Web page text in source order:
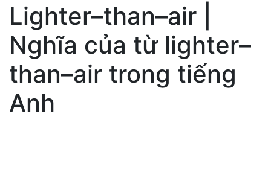
Lighter–than–air |
Nghĩa của từ lighter–
than–air trong tiếng
Anh